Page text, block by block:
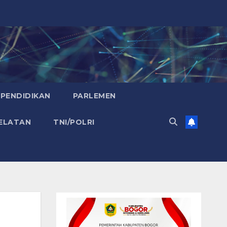
PENDIDIKAN PARLEMEN
TNI/POLRI